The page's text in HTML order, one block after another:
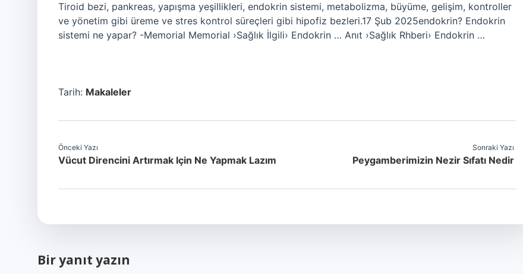
Tiroid bezi, pankreas, yapışma yeşillikleri, endokrin sistemi, metabolizma, büyüme, gelişim, kontroller
ve yönetim gibi üreme ve stres kontrol süreçleri gibi hipofiz bezleri.17 Şub 2025endokrin? Endokrin
sistemi ne yapar? -Memorial Memorial ›Sağlık İlgili› Endokrin … Anıt ›Sağlık Rhberi› Endokrin …
Tarih: Makaleler
Önceki Yazı
Vücut Direncini Artırmak Için Ne Yapmak Lazım
Sonraki Yazı
Peygamberimizin Nezir Sıfatı Nedir
Bir yanıt yazın